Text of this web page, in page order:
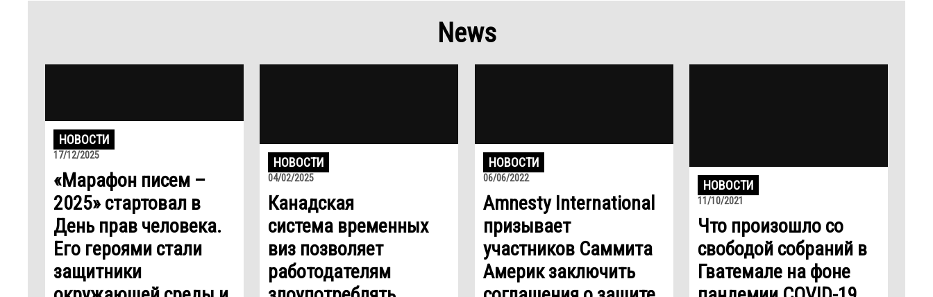
News
НОВОСТИ
17/12/2025
«Марафон писем –
2025» стартовал в
День прав человека.
Его героями стали
защитники
НОВОСТИ
04/02/2025
Канадская
система временных
виз позволяет
работодателям
НОВОСТИ
06/06/2022
Amnesty International
призывает
участников Саммита
Америк заключить
НОВОСТИ
11/10/2021
Что произошло со
свободой собраний в
Гватемале на фоне